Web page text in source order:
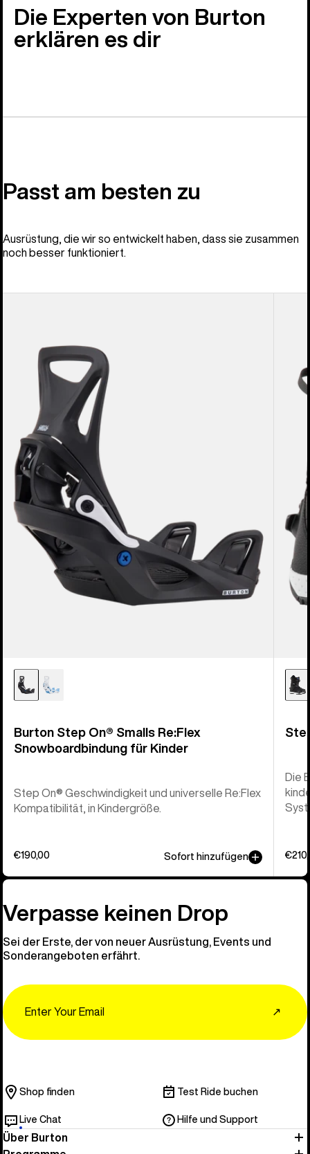
Die Experten von Burton
erklären es dir
Passt am besten zu
Ausrüstung, die wir so entwickelt haben, dass sie zusammen
noch besser funktioniert.
Re:Flex
Snowboardbindung
Burton Step On® Smalls Re:Flex
Snowboardbindung für Kinder
Step On® Geschwindigkeit und universelle Re:Flex
Kompatibilität, in Kindergröße.
€190,00 Sofort hinzufügen
Kinder
Die
Verpasse keinen Drop
Sei der Erste, der von neuer Ausrüstung, Events und
Sonderangeboten erfährt.
↗
Shop finden Test Ride buchen
Live Chat Hilfe und Support
Über Burton